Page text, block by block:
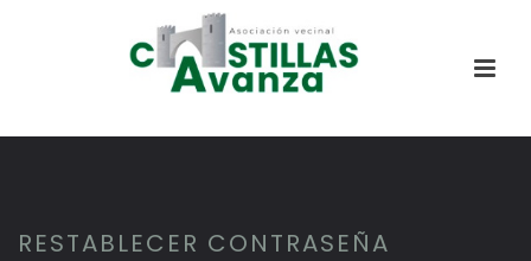
RESTABLECER CONTRASEÑA